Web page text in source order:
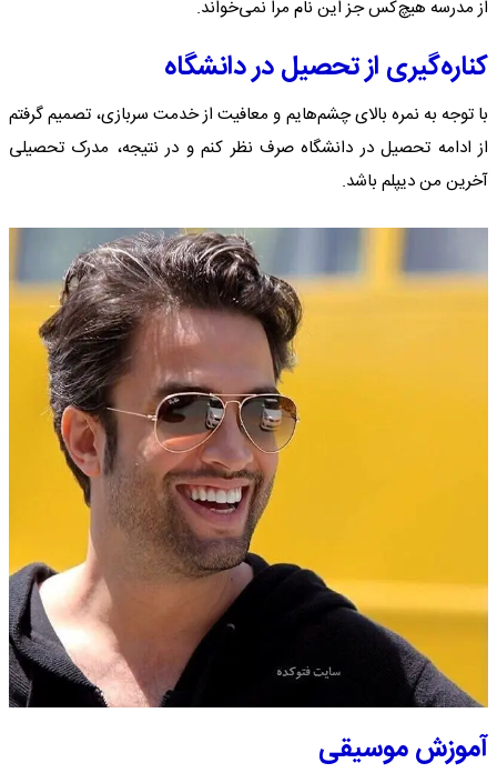
از مدرسه هیچ‌کس جز این نام مرا نمی‌خواند.
کناره‌گیری از تحصیل در دانشگاه
با توجه به نمره بالای چشم‌هایم و معافیت از خدمت سربازی، تصمیم گرفتم
از ادامه تحصیل در دانشگاه صرف نظر کنم و در نتیجه، مدرک تحصیلی
آخرین من دیپلم باشد.
آموزش موسیقی